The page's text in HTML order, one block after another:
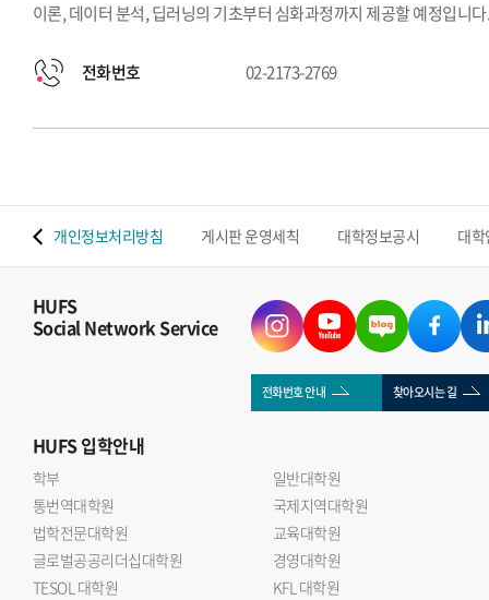
이론, 데이터 분석, 딥러닝의 기초부터 심화과정까지 제공할 예정입니
전화번호 02-2173-2769
개인정보처리방침 게시판 운영세칙 대학정보공시 대
HUFS
Social Network Service
전화번호 안내 찾아오시는 길
HUFS입학안내
학부
일반대학원
통번역대학원
국제지역대학원
법학전문대학원
교육대학원
글로벌공공리더십대학원
경영대학원
TESOL 대학원
KFL 대학원